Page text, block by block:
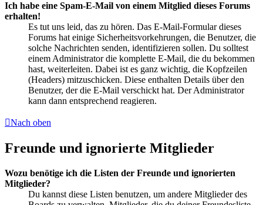
Ich habe eine Spam-E-Mail von einem Mitglied dieses Forums
erhalten!
Es tut uns leid, das zu hören. Das E-Mail-Formular dieses
Forums hat einige Sicherheitsvorkehrungen, die Benutzer, die
solche Nachrichten senden, identifizieren sollen. Du solltest
einem Administrator die komplette E-Mail, die du bekommen
hast, weiterleiten. Dabei ist es ganz wichtig, die Kopfzeilen
(Headers) mitzuschicken. Diese enthalten Details über den
Benutzer, der die E-Mail verschickt hat. Der Administrator
kann dann entsprechend reagieren.
Nach oben
Freunde und ignorierte Mitglieder
Wozu benötige ich die Listen der Freunde und ignorierten
Mitglieder?
Du kannst diese Listen benutzen, um andere Mitglieder des